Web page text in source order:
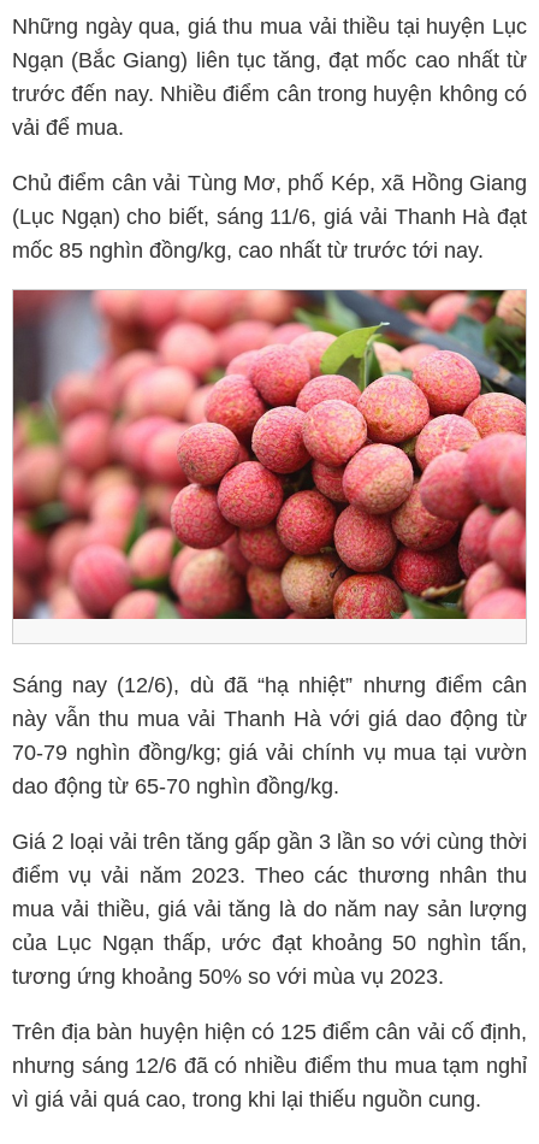
Những ngày qua, giá thu mua vải thiều tại huyện Lục
Ngạn (Bắc Giang) liên tục tăng, đạt mốc cao nhất từ
trước đến nay. Nhiều điểm cân trong huyện không có
vải để mua.
Chủ điểm cân vải Tùng Mơ, phố Kép, xã Hồng Giang
(Lục Ngạn) cho biết, sáng 11/6, giá vải Thanh Hà đạt
mốc 85 nghìn đồng/kg, cao nhất từ trước tới nay.
Sáng nay (12/6), dù đã “hạ nhiệt” nhưng điểm cân
này vẫn thu mua vải Thanh Hà với giá dao động từ
70-79 nghìn đồng/kg; giá vải chính vụ mua tại vườn
dao động từ 65-70 nghìn đồng/kg.
Giá 2 loại vải trên tăng gấp gần 3 lần so với cùng thời
điểm vụ vải năm 2023. Theo các thương nhân thu
mua vải thiều, giá vải tăng là do năm nay sản lượng
của Lục Ngạn thấp, ước đạt khoảng 50 nghìn tấn,
tương ứng khoảng 50% so với mùa vụ 2023.
Trên địa bàn huyện hiện có 125 điểm cân vải cố định,
nhưng sáng 12/6 đã có nhiều điểm thu mua tạm nghỉ
vì giá vải quá cao, trong khi lại thiếu nguồn cung.